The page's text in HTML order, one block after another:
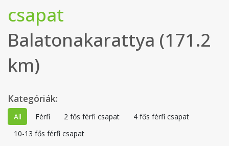
csapat
Balatonakarattya (171.2
km)
Kategóriák:
All Férfi 2 fős férfi csapat
4 fős férfi csapat
10-13 fős férfi csapat